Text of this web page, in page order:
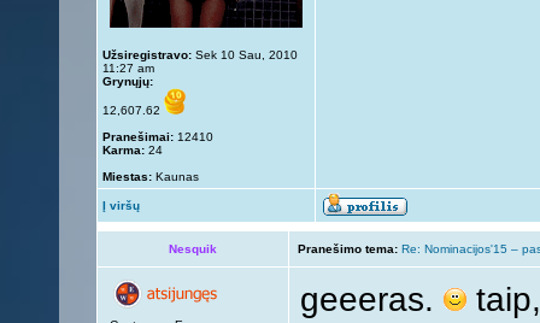
Užsiregistravo: Sek 10 Sau, 2010
11:27 am
Grynųjų:
12,607.62
Pranešimai: 12410
Karma: 24
Miestas: Kaunas
Į viršų
Nesquik Pranešimo tema: Re: Nominacijos'15 –
geeeras.